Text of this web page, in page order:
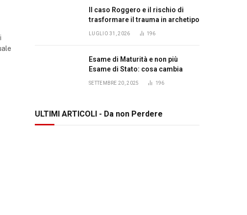
Il caso Roggero e il rischio di
trasformare il trauma in archetipo
LUGLIO 31, 2026 196
Esame di Maturità e non più
Esame di Stato: cosa cambia
SETTEMBRE 20, 2025 196
ULTIMI ARTICOLI - Da non Perdere